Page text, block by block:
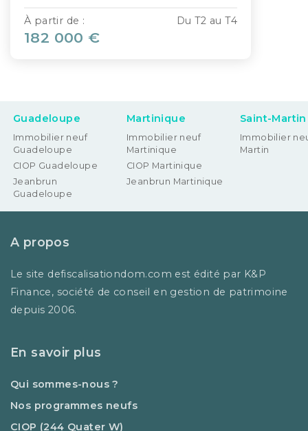
Du T2 au T4
À partir de :
182 000 €
Guadeloupe
Immobilier neuf
Guadeloupe
CIOP Guadeloupe
Jeanbrun
Guadeloupe
Martinique
Immobilier neuf
Martinique
CIOP Martinique
Jeanbrun Martinique
Saint-Martin
Immobilier
Martin
A propos
Le site defiscalisationdom.com est édité par K&P
Finance, société de conseil en gestion de patrimoine
depuis 2006.
En savoir plus
Qui sommes-nous ?
Nos programmes neufs
CIOP (244 Quater W)